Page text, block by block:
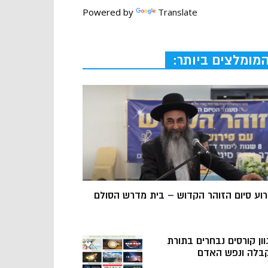
Powered by Translate
ביותר:
סיום הזוהר הקדוש – בית מדרש הסולם
קורסים נבחרים בתורת
ונפש האדם